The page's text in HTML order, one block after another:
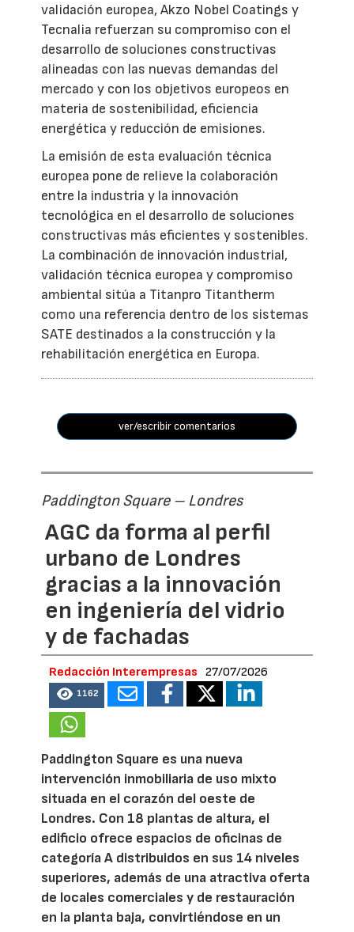
validación europea, Akzo Nobel Coatings y
Tecnalia refuerzan su compromiso con el
desarrollo de soluciones constructivas
alineadas con las nuevas demandas del
mercado y con los objetivos europeos en
materia de sostenibilidad, eficiencia
energética y reducción de emisiones.
La emisión de esta evaluación técnica
europea pone de relieve la colaboración
entre la industria y la innovación
tecnológica en el desarrollo de soluciones
constructivas más eficientes y sostenibles.
La combinación de innovación industrial,
validación técnica europea y compromiso
ambiental sitúa a Titanpro Titantherm
como una referencia dentro de los sistemas
SATE destinados a la construcción y la
rehabilitación energética en Europa.
ver/escribir comentarios
Paddington Square – Londres
AGC da forma al perfil
urbano de Londres
gracias a la innovación
en ingeniería del vidrio
y de fachadas
Redacción Interempresas 27/07/2026
1162
Paddington Square es una nueva
intervención inmobiliaria de uso mixto
situada en el corazón del oeste de
Londres. Con 18 plantas de altura, el
edificio ofrece espacios de oficinas de
categoría A distribuidos en sus 14 niveles
superiores, además de una atractiva oferta
de locales comerciales y de restauración
en la planta baja, convirtiéndose en un